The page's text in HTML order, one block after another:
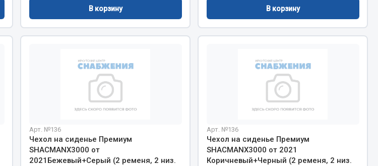
Весь раздел
Abro
Весь раздел
В корзину В корзину
Арт. №136
Чехол на сиденье Премиум
SHACMANХ3000 от
2021Бежевый+Серый (2 ременя, 2 низ.
Арт. №136
Чехол на сиденье Премиум
SHACMANХ3000 от 2021
Коричневый+Черный (2 ременя, 2 низ.